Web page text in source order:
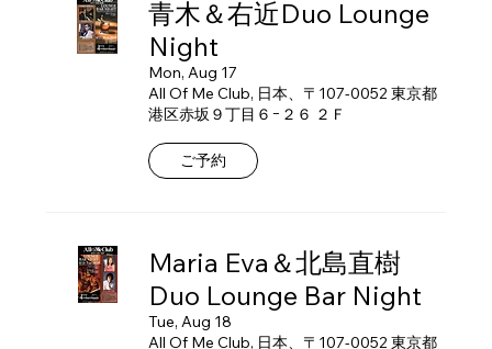
青木＆右近Duo Lounge
Night
Mon, Aug 17
All Of Me Club, 日本、〒107-0052 東京都
港区赤坂９丁目６−２６ ２Ｆ
ご予約
Maria Eva＆北島直樹
Duo Lounge Bar Night
Tue, Aug 18
All Of Me Club, 日本、〒107-0052 東京都